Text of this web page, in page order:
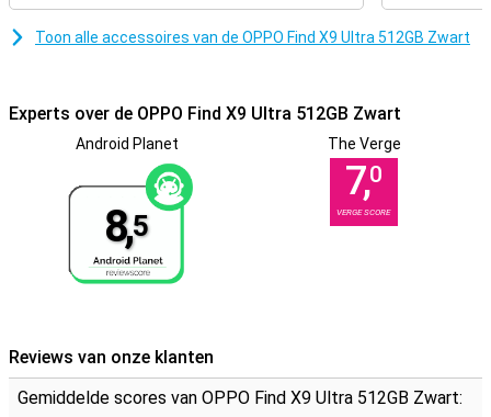
zich aan jouw gebruik aan en maakt je smartphone-ervaring sneller,
slimmer en een stuk makkelijker.
Toon alle accessoires van de OPPO Find X9 Ultra 512GB Zwart
Experts over de OPPO Find X9 Ultra 512GB Zwart
Android Planet
8,5
The Verge
7,0
VERGE SCORE
Reviews van onze klanten
Gemiddelde scores van OPPO Find X9 Ultra 512GB Zwart: